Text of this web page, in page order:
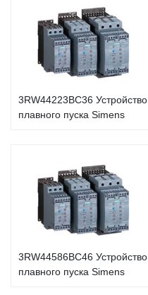
3RW44223BC36 Устройство
плавного пуска Simens
3RW44586BC46 Устройство
плавного пуска Simens